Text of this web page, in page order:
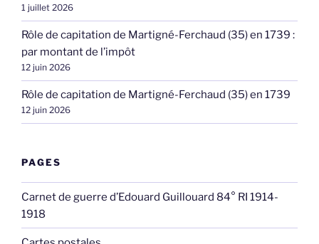
1 juillet 2026
Rôle de capitation de Martigné-Ferchaud (35) en 1739 :
par montant de l’impôt
12 juin 2026
Rôle de capitation de Martigné-Ferchaud (35) en 1739
12 juin 2026
PAGES
Carnet de guerre d’Edouard Guillouard 84° RI 1914-
1918